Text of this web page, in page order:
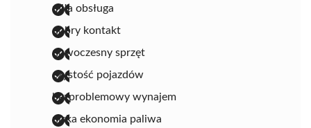
miła obsługa
dobry kontakt
nowoczesny sprzęt
czystość pojazdów
bezproblemowy wynajem
niska ekonomia paliwa